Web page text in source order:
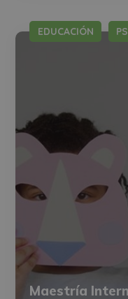
EDUCACIÓN
Maestría